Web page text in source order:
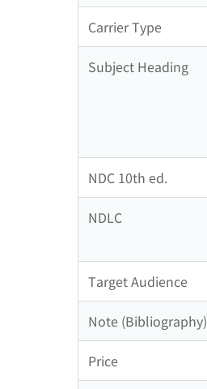
Carrier Type
Subject Heading
NDC 10th ed.
NDLC
Target Audience
Note (Bibliography)
Price